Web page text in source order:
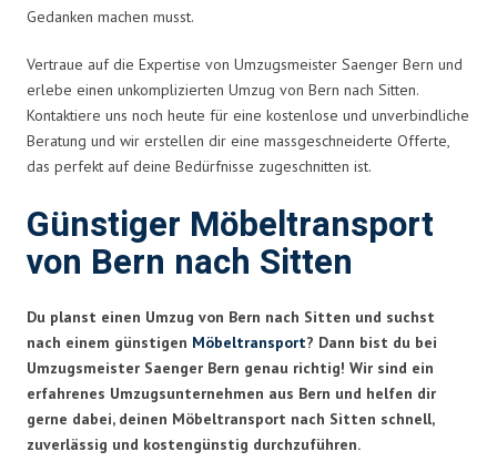
Gedanken machen musst.
Vertraue auf die Expertise von Umzugsmeister Saenger Bern und
erlebe einen unkomplizierten Umzug von Bern nach Sitten.
Kontaktiere uns noch heute für eine kostenlose und unverbindliche
Beratung und wir erstellen dir eine massgeschneiderte Offerte,
das perfekt auf deine Bedürfnisse zugeschnitten ist.
Günstiger Möbeltransport
von Bern nach Sitten
Du planst einen Umzug von Bern nach Sitten und suchst
nach einem günstigen Möbeltransport? Dann bist du bei
Umzugsmeister Saenger Bern genau richtig! Wir sind ein
erfahrenes Umzugsunternehmen aus Bern und helfen dir
gerne dabei, deinen Möbeltransport nach Sitten schnell,
zuverlässig und kostengünstig durchzuführen.